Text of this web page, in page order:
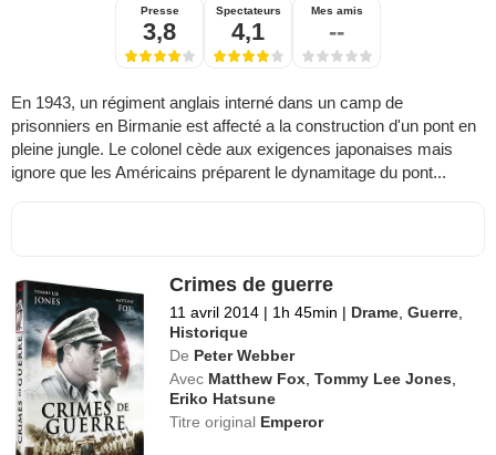
Presse
3,8
Spectateurs
4,1
Mes amis
--
En 1943, un régiment anglais interné dans un camp de
prisonniers en Birmanie est affecté a la construction d'un pont en
pleine jungle. Le colonel cède aux exigences japonaises mais
ignore que les Américains préparent le dynamitage du pont...
Crimes de guerre
11 avril 2014 | 1h 45min | Drame ,Guerre
Historique
De Peter Webber
Avec Matthew Fox ,Tommy Lee Jones
Eriko Hatsune
Titre original Emperor